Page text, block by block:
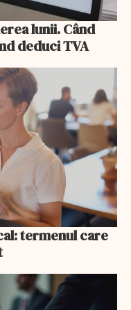
lunii. Când
deduci TVA
termenul care